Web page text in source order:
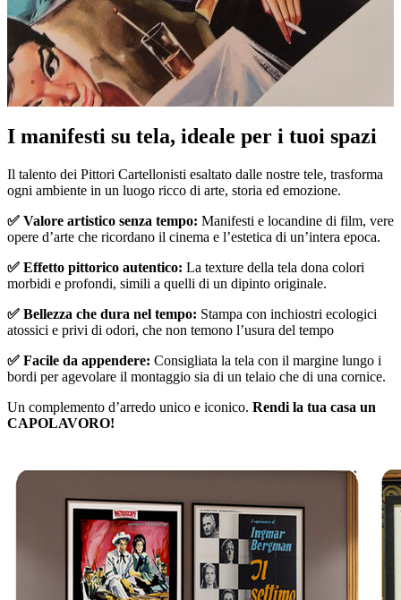
Pause
I manifesti su tela, ideale per i tuoi spazi
Il talento dei Pittori Cartellonisti esaltato dalle nostre tele, trasforma
ogni ambiente in un luogo ricco di arte, storia ed emozione.
✅ Valore artistico senza tempo: Manifesti e locandine di film, vere
opere d’arte che ricordano il cinema e l’estetica di un’intera epoca.
✅ Effetto pittorico autentico: La texture della tela dona colori
morbidi e profondi, simili a quelli di un dipinto originale.
✅ Bellezza che dura nel tempo: Stampa con inchiostri ecologici
atossici e privi di odori, che non temono l’usura del tempo
✅ Facile da appendere: Consigliata la tela con il margine lungo i
bordi per agevolare il montaggio sia di un telaio che di una cornice.
Un complemento d’arredo unico e iconico. Rendi la tua casa un
CAPOLAVORO!